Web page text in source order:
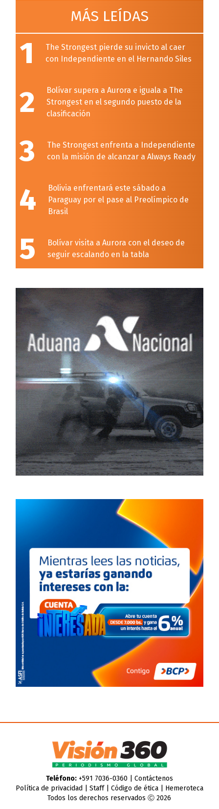
MÁS LEÍDAS
1
The Strongest pierde su invicto al caer
con Independiente en el Hernando Siles
2
Bolívar supera a Aurora e iguala a The
Strongest en el segundo puesto de la
clasificación
3
The Strongest enfrenta a Independiente
con la misión de alcanzar a Always Ready
4
Bolivia enfrentará este sábado a
Paraguay por el pase al Preolímpico de
Brasil
5
Bolívar visita a Aurora con el deseo de
seguir escalando en la tabla
Teléfono:+591 7036-0360 | Contáctenos
Política de privacidad
Staff| Código de ética| Hemeroteca
Todos los derechos reservados Ⓒ 2026